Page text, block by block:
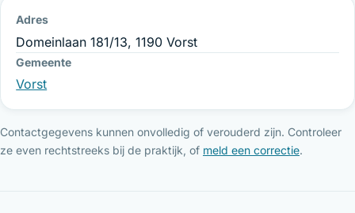
Adres
Domeinlaan 181/13, 1190 Vorst
Gemeente
Vorst
Contactgegevens kunnen onvolledig of verouderd zijn. Controleer
ze even rechtstreeks bij de praktijk, of meld een correctie.